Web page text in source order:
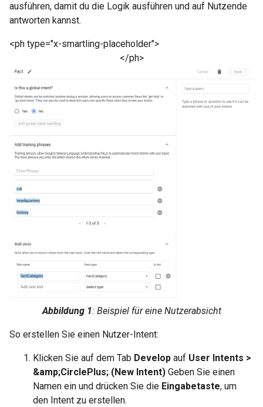
ausführen, damit du die Logik ausführen und auf Nutzende
antworten kannst.
<ph type="x-smartling-placeholder">
</ph>
Abbildung 1: Beispiel für eine Nutzerabsicht
So erstellen Sie einen Nutzer-Intent:
Klicken Sie auf dem Tab Develop auf User Intents >
&amp;CirclePlus; (New Intent) Geben Sie einen
Namen ein und drücken Sie die Eingabetaste, um
den Intent zu erstellen.